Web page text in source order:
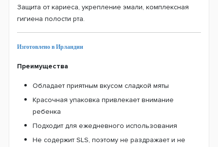
Защита от кариеса, укрепление эмали, комплексная
гигиена полости рта.
Изготовлено в Ирландии
Преимущества
Обладает приятным вкусом сладкой мяты
Красочная упаковка привлекает внимание
ребенка
Подходит для ежедневного использования
Не содержит SLS, поэтому не раздражает и не